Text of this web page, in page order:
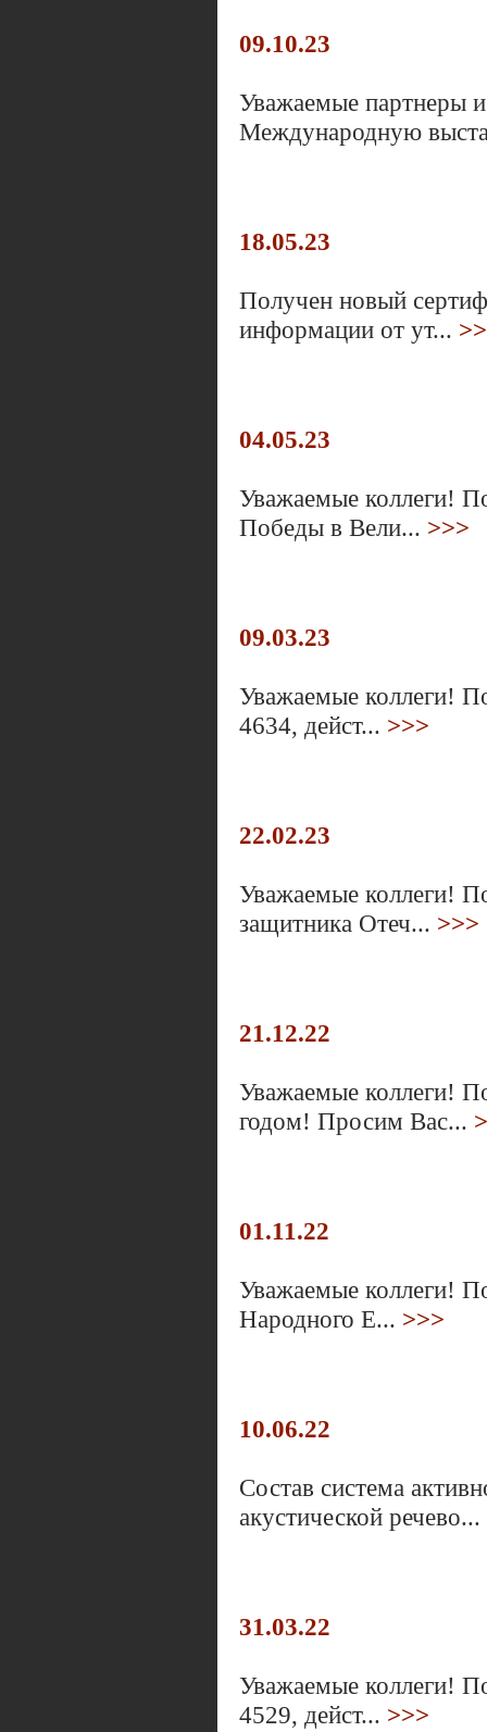
09.10.23
Уважаемые партнеры
Международную
18.05.23
Получен новый
информации от ут...
04.05.23
Уважаемые коллеги!
Победы в Вели... >>>
09.03.23
Уважаемые коллеги!
4634, дейст... >>>
22.02.23
Уважаемые коллеги!
защитника Отеч... >>>
21.12.22
Уважаемые коллеги!
годом! Просим Вас...
01.11.22
Уважаемые коллеги!
Народного Е... >>>
10.06.22
Состав система
акустической речево...
31.03.22
Уважаемые коллеги!
4529, дейст... >>>